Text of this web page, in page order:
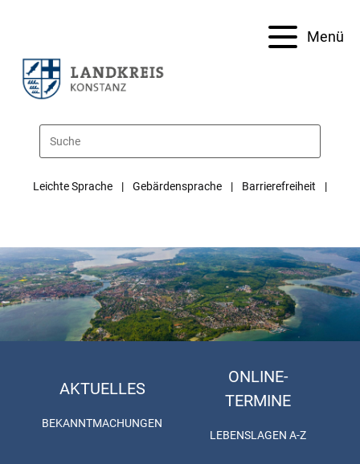
Menü
Leichte Sprache Gebärdensprache Barrierefreiheit
AKTUELLES
BEKANNTMACHUNGEN
ONLINE-
TERMINE
LEBENSLAGEN A-Z